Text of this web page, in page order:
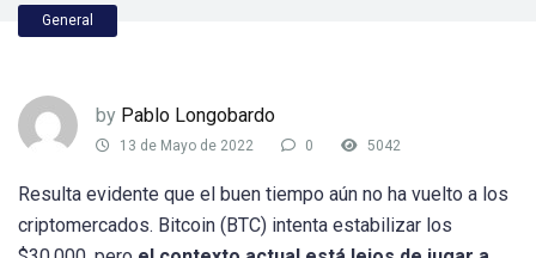
General
by Pablo Longobardo
13 de Mayo de 2022 0 5042
Resulta evidente que el buen tiempo aún no ha vuelto a los
criptomercados. Bitcoin (BTC) intenta estabilizar los